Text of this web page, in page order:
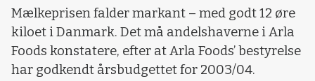
Mælkeprisen falder markant – med godt 12 øre
kiloet i Danmark. Det må andelshaverne i Arla
Foods konstatere, efter at Arla Foods’ bestyrelse
har godkendt årsbudgettet for 2003/04.